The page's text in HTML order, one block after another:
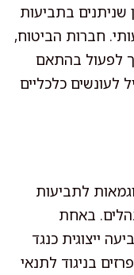
שניתנים בתביעות
חברות הביטוח,
לפעול בהתאם
לעונשים כלכליים
לתביעות
באחת
ייצוגית כנגד
בניגוד לתנאי